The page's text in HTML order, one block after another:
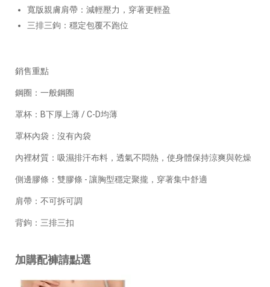
寬版親膚肩帶：減輕壓力，穿著更輕盈
三排三鉤：穩定包覆不跑位
銷售重點
鋼圈：一般鋼圈
罩杯：B下厚上薄 / C-D均薄
罩杯內袋：沒有內袋
內裡材質：吸濕排汗布料，透氣不悶熱，使身體保持涼爽與乾燥
側邊膠條：雙膠條 - 讓胸型穩定聚攏，穿著集中舒適
肩帶：不可拆可調
背鉤：三排三扣
加購配褲請點選